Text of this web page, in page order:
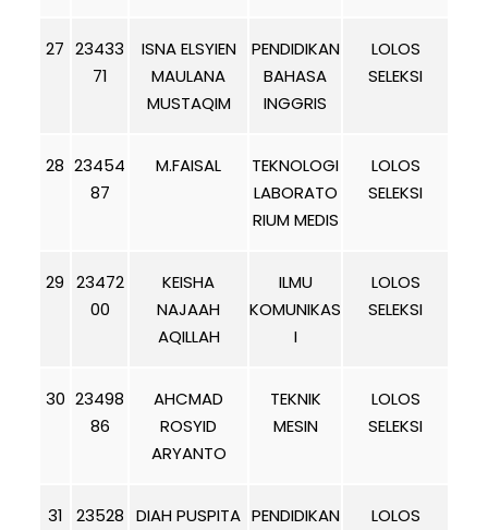
27 23433
71
ISNA ELSYIEN
MAULANA
MUSTAQIM
PENDIDIKAN
BAHASA
INGGRIS
LOLOS
SELEKSI
28 23454
87
M.FAISAL
TEKNOLOGI
LABORATO
RIUM MEDIS
LOLOS
SELEKSI
29 23472
00
KEISHA
NAJAAH
AQILLAH
ILMU
KOMUNIKAS
I
LOLOS
SELEKSI
30 23498
86
AHCMAD
ROSYID
ARYANTO
TEKNIK
MESIN
LOLOS
SELEKSI
31
23528 DIAH PUSPITA PENDIDIKAN
LOLOS